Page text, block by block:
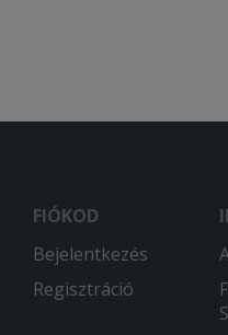
FIÓKOD
Bejelentkezés
Regisztráció